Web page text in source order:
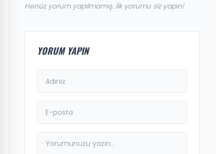
Henüz yorum yapılmamış. İlk yorumu siz yapın!
YORUM YAPIN